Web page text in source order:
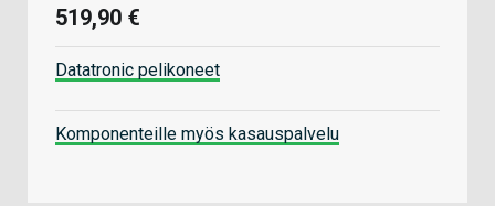
519,90 €
Datatronic pelikoneet
Komponenteille myös kasauspalvelu